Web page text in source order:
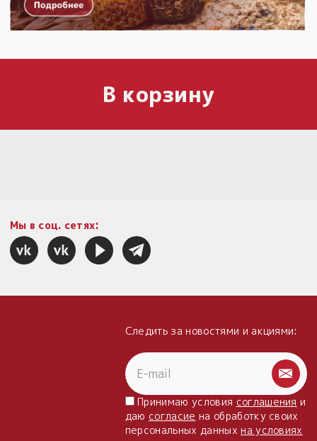
В корзину
Мы в соц. сетях:
Следить за новостями и акциями:
Принимаю условия соглашения и
даю согласие на обработку своих
персональных данныхна условиях